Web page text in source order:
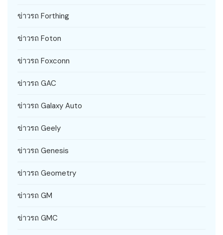
ข่าวรถ Forthing
ข่าวรถ Foton
ข่าวรถ Foxconn
ข่าวรถ GAC
ข่าวรถ Galaxy Auto
ข่าวรถ Geely
ข่าวรถ Genesis
ข่าวรถ Geometry
ข่าวรถ GM
ข่าวรถ GMC